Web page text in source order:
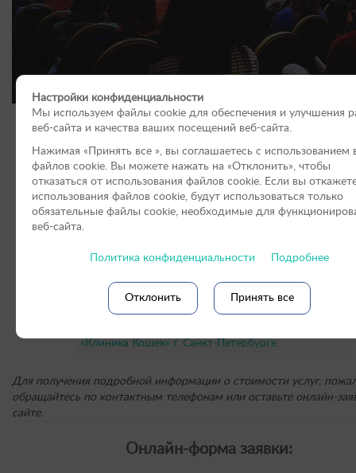
Услуги и цены Ветеринарных центров в
Филиалы в Санкт-Петербурге
Филиал «Смоленск»
Филиал «Севастополь»
Филиал «Брянск»
«Клиника Кошек» г. Москва
«Клиника Кошек» г. Санкт-Петербурге
Для получения подробной информации о стоимости услуг,
обращайтесь по контактным телефонам или оставьте онлайн-
сайте.
Онлайн-форма заявки:
Настройки конфиденциальности
Мы используем файлы cookie для обеспечения и улучшения
веб-сайта и качества ваших посещений веб-сайта.
Нажимая «Принять вce », вы соглашаетесь с использованием
файлов cookie. Вы можете нажать на «Отклонить», чтобы
отказаться от использования файлов сookie. Если вы
использования файлов cookie, будут использоваться только
обязательные файлы cookie, необходимые для
веб-сайта.
Политика конфиденциальности Подробнее
Отклонить Принять все